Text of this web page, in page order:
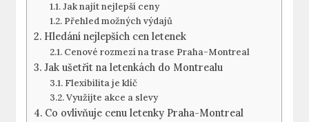
Jak najít nejlepší ceny
Přehled možných výdajů
Hledání nejlepších cen letenek
Cenové rozmezí na trase Praha-Montreal
Jak ušetřit na letenkách do Montrealu
Flexibilita je klíč
Využijte akce a slevy
Co ovlivňuje cenu letenky Praha-Montreal